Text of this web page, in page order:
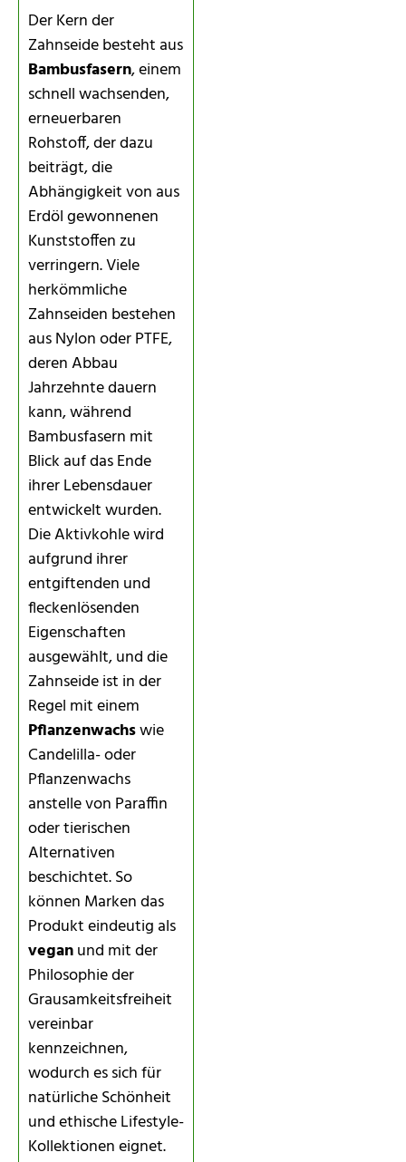
Der Kern der
Zahnseide besteht aus
Bambusfasern, einem
schnell wachsenden,
erneuerbaren
Rohstoff, der dazu
beiträgt, die
Abhängigkeit von aus
Erdöl gewonnenen
Kunststoffen zu
verringern. Viele
herkömmliche
Zahnseiden bestehen
aus Nylon oder PTFE,
deren Abbau
Jahrzehnte dauern
kann, während
Bambusfasern mit
Blick auf das Ende
ihrer Lebensdauer
entwickelt wurden.
Die Aktivkohle wird
aufgrund ihrer
entgiftenden und
fleckenlösenden
Eigenschaften
ausgewählt, und die
Zahnseide ist in der
Regel mit einem
Pflanzenwachswie
Candelilla- oder
Pflanzenwachs
anstelle von Paraffin
oder tierischen
Alternativen
beschichtet. So
können Marken das
Produkt eindeutig als
veganund mit der
Philosophie der
Grausamkeitsfreiheit
vereinbar
kennzeichnen,
wodurch es sich für
natürliche Schönheit
und ethische Lifestyle-
Kollektionen eignet.